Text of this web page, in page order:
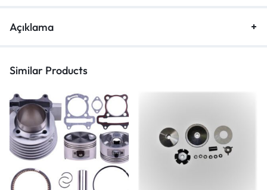
Açıklama
Similar Products